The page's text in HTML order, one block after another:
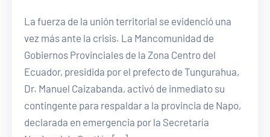
La fuerza de la unión territorial se evidenció una
vez más ante la crisis. La Mancomunidad de
Gobiernos Provinciales de la Zona Centro del
Ecuador, presidida por el prefecto de Tungurahua,
Dr. Manuel Caizabanda, activó de inmediato su
contingente para respaldar a la provincia de Napo,
declarada en emergencia por la Secretaría